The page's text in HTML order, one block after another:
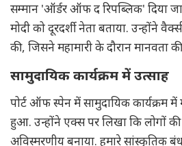
सम्मान 'ऑर्डर ऑफ द रिपब्लिक' दिया
मोदी को दूरदर्शी नेता बताया. उन्होंने
की, जिसने महामारी के दौरान मानवता
सामुदायिक कार्यक्रम में उत्साह
पोर्ट ऑफ स्पेन में सामुदायिक कार्यक्रम में
हुआ. उन्होंने एक्स पर लिखा कि लोगों
अविस्मरणीय बनाया. हमारे सांस्कृतिक